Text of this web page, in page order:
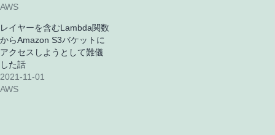
AWS
レイヤーを含むLambda関数
からAmazon S3バケットに
アクセスしようとして難儀
した話
2021-11-01
AWS